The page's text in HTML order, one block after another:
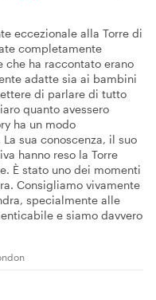
eccezionale alla Torre di
completamente
che ha raccontato erano
adatte sia ai bambini
di parlare di tutto
quanto avessero
ha un modo
sua conoscenza, il suo
hanno reso la Torre
È stato uno dei momenti
Consigliamo vivamente
specialmente alle
e siamo davvero